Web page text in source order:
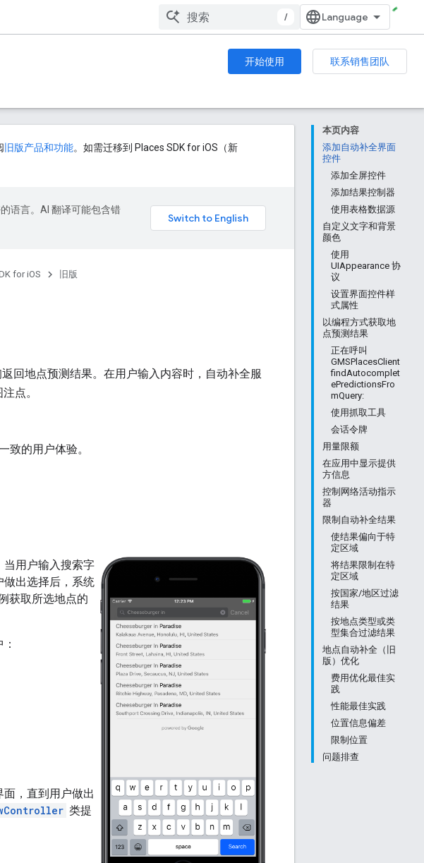
/
开始使用
联系销售团队
本页内容
添加自动补全界面
控件
添加全屏控件
添加结果控制器
使用表格数据源
自定义文字和背景
颜色
使用
UIAppearance 协
议
设置界面控件样
式属性
以编程方式获取地
点预测结果
正在呼叫
GMSPlacesClient
findAutocomplet
ePredictionsFro
mQuery:
使用抓取工具
会话令牌
用量限额
在应用中显示提供
方信息
控制网络活动指示
器
限制自动补全结果
使结果偏向于特
定区域
将结果限制在特
定区域
按国家/地区过滤
结果
按地点类型或类
型集合过滤结果
地点自动补全（旧
版）优化
费用优化最佳实
践
性能最佳实践
位置信息偏差
限制位置
问题排查
旧版产品和功能。如需迁移到 Places SDK for iOS（新
语言。AI 翻译可能包含错
for iOS 旧版
回地点预测结果。在用户输入内容时，自动补全服
点。
致的用户体验。
当用户输入搜索字
做出选择后，系统
获取所选地点的
，直到用户做出
类提